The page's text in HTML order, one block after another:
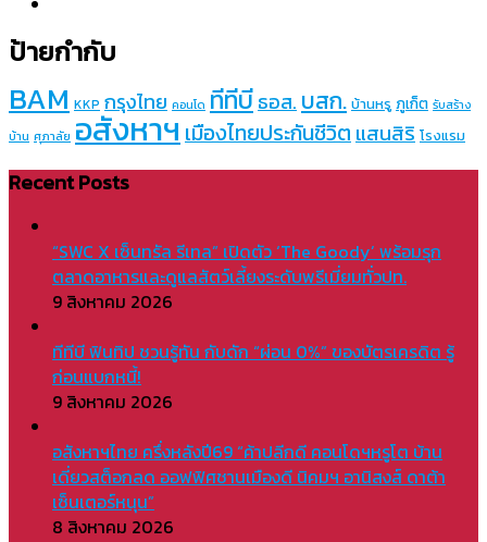
ป้ายกำกับ
BAM KKP กรุงไทย คอนโด ทีทีบีธอส. บสก. บ้านหรู ภูเก็ต รับสร้าง
บ้าน ศุภาลัย อสังหาฯเมืองไทยประกันชีวิต แสนสิริ โรงแรม
Recent Posts
“SWC X เซ็นทรัล รีเทล” เปิดตัว ‘The Goody’ พร้อมรุก
ตลาดอาหารและดูแลสัตว์เลี้ยงระดับพรีเมี่ยมทั่วปท.
9 สิงหาคม 2026
ทีทีบี ฟินทิป ชวนรู้ทัน กับดัก “ผ่อน 0%” ของบัตรเครดิต รู้
ก่อนแบกหนี้!
9 สิงหาคม 2026
อสังหาฯไทย ครึ่งหลังปี69 “ค้าปลีกดี คอนโดฯหรูโต บ้าน
เดี่ยวสต็อกลด ออฟฟิศชานเมืองดี นิคมฯ อานิสงส์ ดาต้า
เซ็นเตอร์หนุน”
8 สิงหาคม 2026